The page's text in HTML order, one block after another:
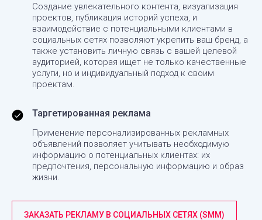
Создание увлекательного контента, визуализация
проектов, публикация историй успеха, и
взаимодействие с потенциальными клиентами в
социальных сетях позволяют укрепить ваш бренд, а
также установить личную связь с вашей целевой
аудиторией, которая ищет не только качественные
услуги, но и индивидуальный подход к своим
проектам.
Таргетированная реклама
Применение персонализированных рекламных
объявлений позволяет учитывать необходимую
информацию о потенциальных клиентах: их
предпочтения, персональную информацию и образ
жизни.
ЗАКАЗАТЬ РЕКЛАМУ В СОЦИАЛЬНЫХ СЕТЯХ (SMM)